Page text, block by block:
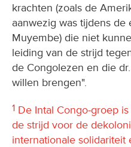
krachten (zoals de
aanwezig was tijdens de
Muyembe) die niet
leiding van de strijd
de Congolezen en die
willen brengen".
1 De Intal Congo-groep
de strijd voor de
internationale solidariteit